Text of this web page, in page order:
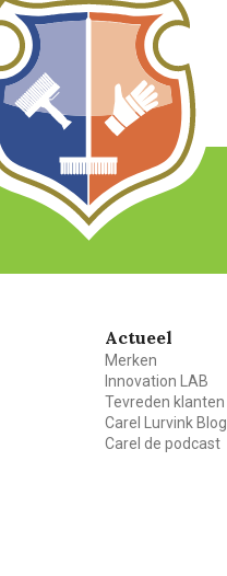
Actueel
Merken
Innovation LAB
Tevreden klanten
Carel Lurvink Blog
Carel de podcast